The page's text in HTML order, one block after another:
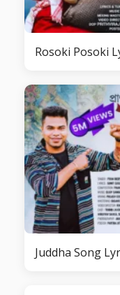
Rosoki Posoki
Juddha Song